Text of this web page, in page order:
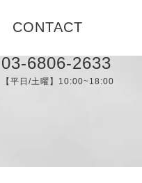
CONTACT
03-6806-2633
【平日/土曜】10:00~18:00